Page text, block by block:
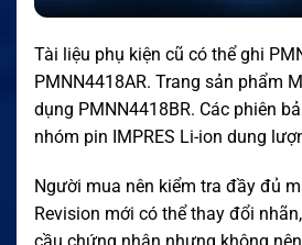
Tài liệu phụ kiện cũ có thể ghi
PMNN4418AR. Trang sản phẩm
dụng PMNN4418BR. Các phiên
nhóm pin IMPRES Li-ion dung
Người mua nên kiểm tra đầy đủ
Revision mới có thể thay đổi